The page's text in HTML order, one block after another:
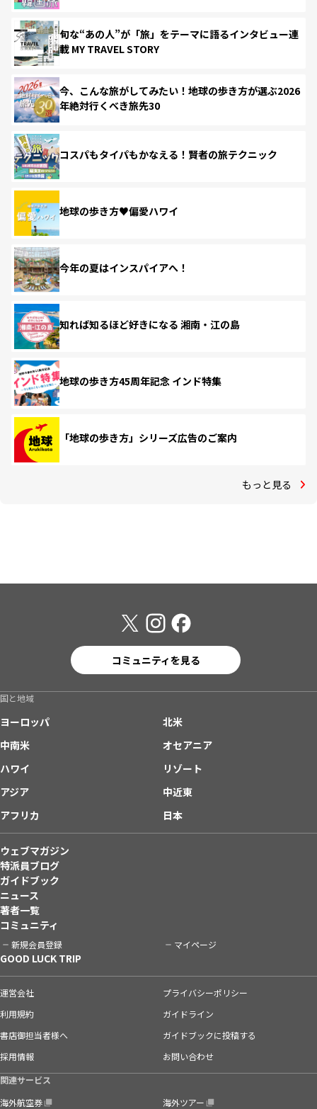
旬な“あの人”が「旅」をテーマに語るインタビュー連
載 MY TRAVEL STORY
今、こんな旅がしてみたい！地球の歩き方が選ぶ2026
年絶対行くべき旅先30
コスパもタイパもかなえる！賢者の旅テクニック
地球の歩き方♥偏愛ハワイ
今年の夏はインスパイアへ！
知れば知るほど好きになる 湘南・江の島
地球の歩き方45周年記念 インド特集
「地球の歩き方」シリーズ広告のご案内
もっと見る
コミュニティを見る
国と地域
ヨーロッパ
北米
中南米
オセアニア
ハワイ
リゾート
アジア
中近東
アフリカ
日本
ウェブマガジン
特派員ブログ
ガイドブック
ニュース
著者一覧
コミュニティ
新規会員登録 マイページ
GOOD LUCK TRIP
運営会社
プライバシーポリシー
利用規約
ガイドライン
書店御担当者様へ
ガイドブックに投稿する
採用情報
お問い合わせ
関連サービス
海外航空券
海外ツアー